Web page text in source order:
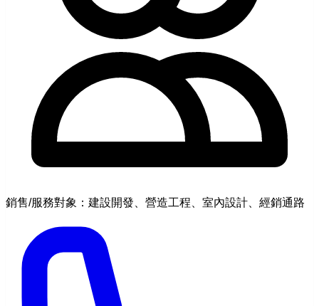
銷售/服務對象：建設開發、營造工程、室內設計、經銷通路